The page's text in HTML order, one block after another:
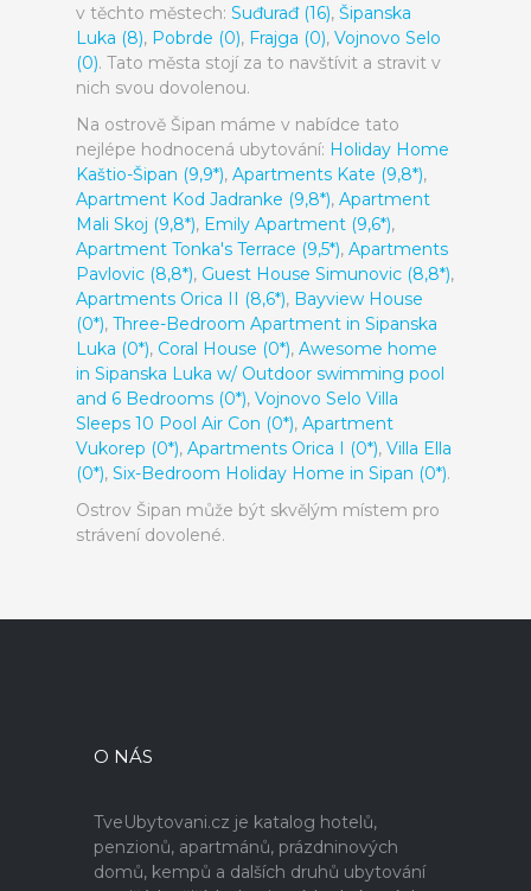
v těchto městech: Suđurađ (16), Šipanska
Luka (8), Pobrde (0), Frajga (0), Vojnovo Selo
(0). Tato města stojí za to navštívit a stravit v
nich svou dovolenou.
Na ostrově Šipan máme v nabídce tato
nejlépe hodnocená ubytování: Holiday Home
Kaštio-Šipan (9,9*), Apartments Kate (9,8*),
Apartment Kod Jadranke (9,8*), Apartment
Mali Skoj (9,8*), Emily Apartment (9,6*),
Apartment Tonka's Terrace (9,5*), Apartments
Pavlovic (8,8*), Guest House Simunovic (8,8*),
Apartments Orica II (8,6*), Bayview House
(0*), Three-Bedroom Apartment in Sipanska
Luka (0*), Coral House (0*), Awesome home
in Sipanska Luka w/ Outdoor swimming pool
and 6 Bedrooms (0*), Vojnovo Selo Villa
Sleeps 10 Pool Air Con (0*), Apartment
Vukorep (0*), Apartments Orica I (0*), Villa Ella
(0*), Six-Bedroom Holiday Home in Sipan (0*).
Ostrov Šipan může být skvělým místem pro
strávení dovolené.
O NÁS
TveUbytovani.cz je katalog hotelů,
penzionů, apartmánů, prázdninových
domů, kempů a dalších druhů ubytování